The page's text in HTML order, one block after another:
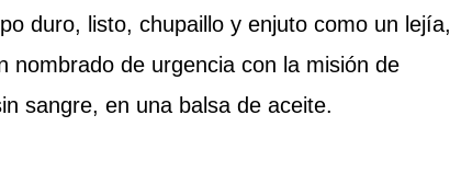
duro, listo, chupaillo y enjuto como un lejía,
nombrado de urgencia con la misión de
sangre, en una balsa de aceite.